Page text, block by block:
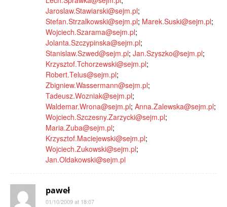
Jaroslaw.Stawiarski@sejm.pl;
Stefan.Strzalkowski@sejm.pl; Marek.Suski@sejm.pl;
Wojciech.Szarama@sejm.pl;
Jolanta.Szczypinska@sejm.pl;
Stanislaw.Szwed@sejm.pl; Jan.Szyszko@sejm.pl;
Krzysztof.Tchorzewski@sejm.pl;
Robert.Telus@sejm.pl;
Zbigniew.Wassermann@sejm.pl;
Tadeusz.Wozniak@sejm.pl;
Waldemar.Wrona@sejm.pl; Anna.Zalewska@sejm.pl;
Wojciech.Szczesny.Zarzycki@sejm.pl;
Maria.Zuba@sejm.pl;
Krzysztof.Maciejewski@sejm.pl;
Wojciech.Zukowski@sejm.pl;
Jan.Oldakowski@sejm.pl
paweł
01/10/2009 at 18:07